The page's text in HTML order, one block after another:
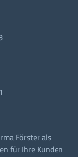
Förster als
für Ihre Kunden